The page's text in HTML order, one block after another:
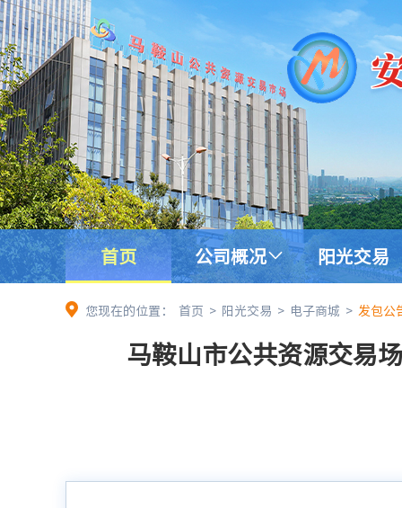
首页 公司概况 阳光交易
您现在的位置： 首页 > 阳光交易 > 电子商城 > 发包公
马鞍山市公共资源交易